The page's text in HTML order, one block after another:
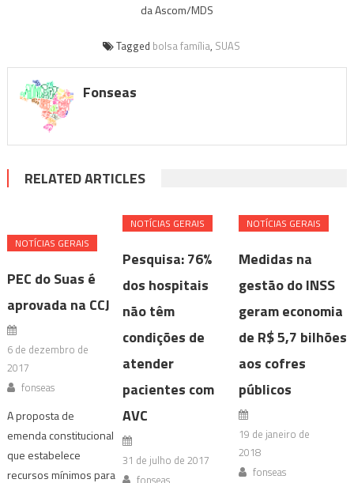
da Ascom/MDS
Tagged bolsa família, SUAS
Fonseas
RELATED ARTICLES
NOTÍ­CIAS GERAIS
PEC do Suas é
aprovada na CCJ
6 de dezembro de
2017
fonseas
A proposta de
emenda constitucional
que estabelece
recursos mínimos para
NOTÍ­CIAS GERAIS
Pesquisa: 76%
dos hospitais
não têm
condições de
atender
pacientes com
AVC
31 de julho de 2017
NOTÍ­CIAS GERAIS
Medidas na
gestão do INSS
geram economia
de R$ 5,7 bilhões
aos cofres
públicos
19 de janeiro de
2018
fonseas